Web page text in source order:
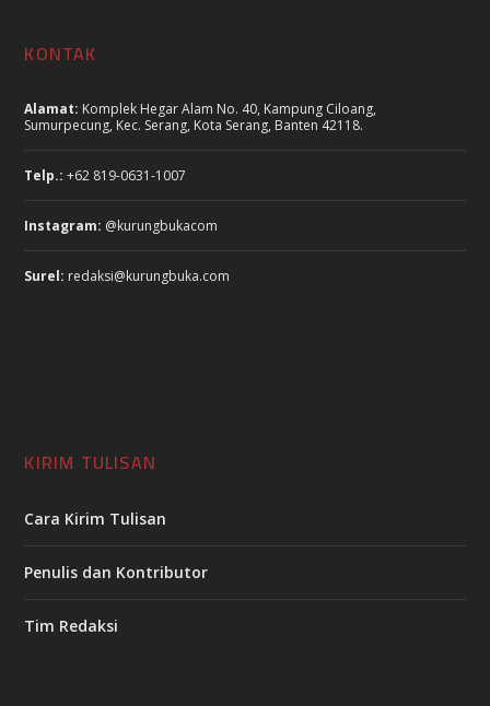
KONTAK
Alamat: Komplek Hegar Alam No. 40, Kampung Ciloang,
Sumurpecung, Kec. Serang, Kota Serang, Banten 42118.
Telp.: +62 819-0631-1007
Instagram: @kurungbukacom
Surel: redaksi@kurungbuka.com
KIRIM TULISAN
Cara Kirim Tulisan
Penulis dan Kontributor
Tim Redaksi